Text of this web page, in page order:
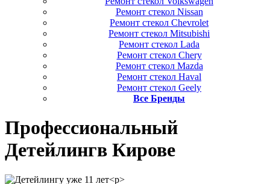
Ремонт стекол Nissan
Ремонт стекол Chevrolet
Ремонт стекол Mitsubishi
Ремонт стекол Lada
Ремонт стекол Chery
Ремонт стекол Mazda
Ремонт стекол Haval
Ремонт стекол Geely
Все Бренды
Профессиональный
Детейлингв Кирове